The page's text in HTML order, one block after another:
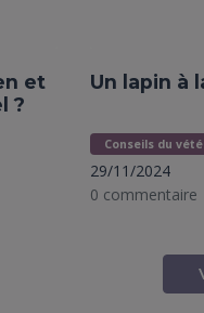
et
?
Un lapin à
Conseils du
29/11/2024
0 commentaire